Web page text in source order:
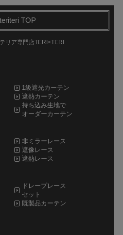
teriteri TOP
リア専門店TERI×TERI
1級遮光カーテン
遮熱カーテン
持ち込み生地で
オーダーカーテン
非ミラーレース
遮像レース
遮熱レース
ドレープレース
セット
既製品カーテン